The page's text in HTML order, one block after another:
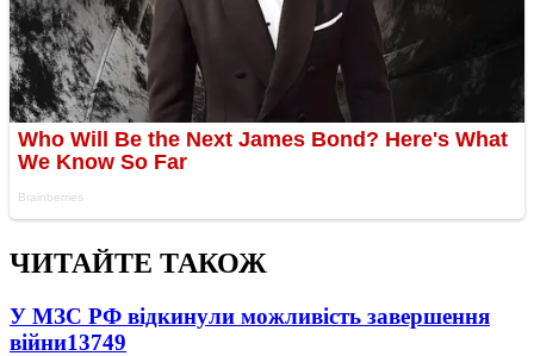
ЧИТАЙТЕ ТАКОЖ
У МЗС РФ відкинули можливість завершення
війни13749